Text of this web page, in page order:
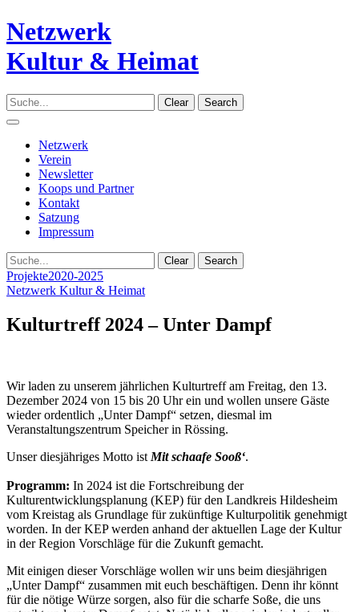
Netzwerk
Kultur & Heimat
Clear Search
Navigation
Netzwerk
Verein
Newsletter
Koops und Partner
Kontakt
Satzung
Impressum
Clear Search
Projekte2020-2025
Netzwerk Kultur & Heimat
Kulturtreff 2024 – Unter Dampf
Wir laden zu unserem jährlichen Kulturtreff am Freitag, den 13.
Dezember 2024 von 15 bis 20 Uhr ein und wollen unsere Gäste
wieder ordentlich „Unter Dampf“ setzen, diesmal im
Veranstaltungszentrum Speicher in Rössing.
Unser diesjähriges Motto ist Mit schaafe Sooß‘.
Programm: In 2024 ist die Fortschreibung der
Kulturentwicklungsplanung (KEP) für den Landkreis Hildesheim
vom Kreistag als Grundlage für zukünftige Kulturpolitik genehmigt
worden. In der KEP werden anhand der aktuellen Lage der Kultur
in der Region Vorschläge für die Zukunft gemacht.
Mit einigen dieser Vorschläge wollen wir uns beim diesjährigen
„Unter Dampf“ zusammen mit euch beschäftigen. Denn ihr könnt
für die nötige Würze sorgen, also für die scharfe Soße, die uns